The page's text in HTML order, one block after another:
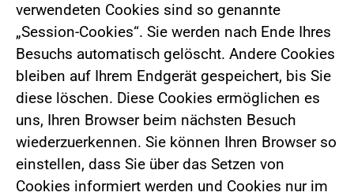
verwendeten Cookies sind so genannte
„Session-Cookies“. Sie werden nach Ende Ihres
Besuchs automatisch gelöscht. Andere Cookies
bleiben auf Ihrem Endgerät gespeichert, bis Sie
diese löschen. Diese Cookies ermöglichen es
uns, Ihren Browser beim nächsten Besuch
wiederzuerkennen. Sie können Ihren Browser so
einstellen, dass Sie über das Setzen von
Cookies informiert werden und Cookies nur im